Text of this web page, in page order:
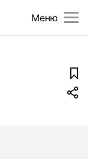
Меню